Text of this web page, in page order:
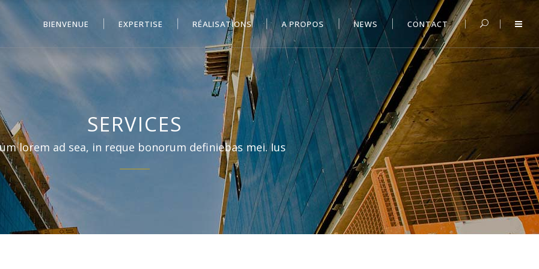
BIENVENUE EXPERTISE RÉALISATIONS A PROPOS NEWS CONTACT
SERVICES
lorem ad sea, in reque bonorum definiebas mei. Ius